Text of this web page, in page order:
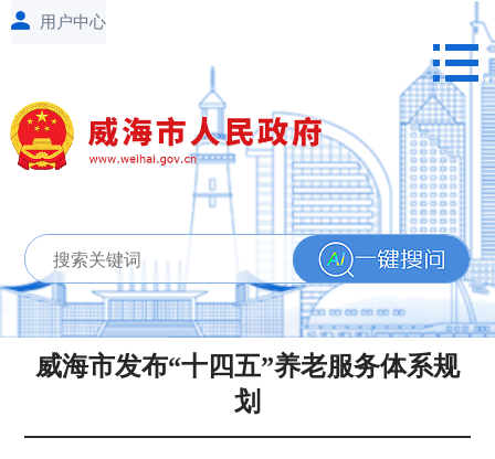
威海市发布“十四五”养老服务体系规
划